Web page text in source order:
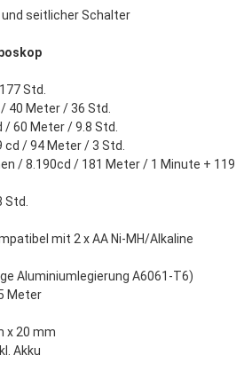
seitlicher Schalter
Std.
40 Meter / 36 Std.
/ 60 Meter / 9.8 Std.
cd / 94 Meter / 3 Std.
/ 8.190cd / 181 Meter / 1 Minute + 119
Std.
mit 2 x AA Ni-MH/Alkaline
Aluminiumlegierung A6061-T6)
Meter
x 20 mm
Akku